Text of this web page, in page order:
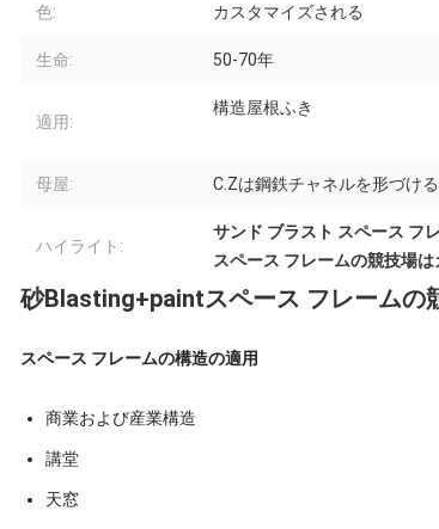
色: カスタマイズされる
生命: 50-70年
適用:
構造屋根ふき
母屋: C.Zは鋼鉄チャネルを形づける
ハイライト:
サンド ブラスト スペース フ
スペース フレームの競技場
砂Blasting+paintスペース フレーム
スペース フレームの構造の適用
商業および産業構造
講堂
天窓